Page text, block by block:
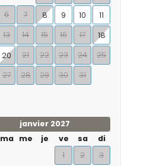
6 7 8 9 10
11
13 14 15 16 17
18
20 21 22 23 24
25
27 28 29 30 31
janvier 2027
ma me je ve sa
di
1
2 3